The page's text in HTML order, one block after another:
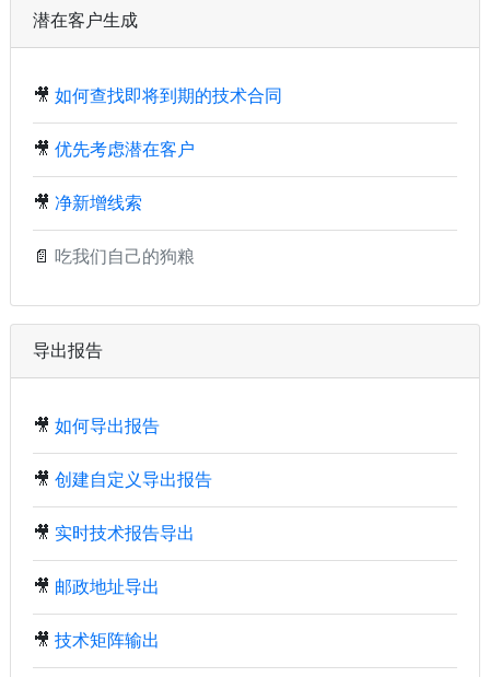
潜在客户生成
🎥 如何查找即将到期的技术合同
🎥 优先考虑潜在客户
🎥 净新增线索
📄 吃我们自己的狗粮
导出报告
🎥 如何导出报告
🎥 创建自定义导出报告
🎥 实时技术报告导出
🎥 邮政地址导出
🎥 技术矩阵输出